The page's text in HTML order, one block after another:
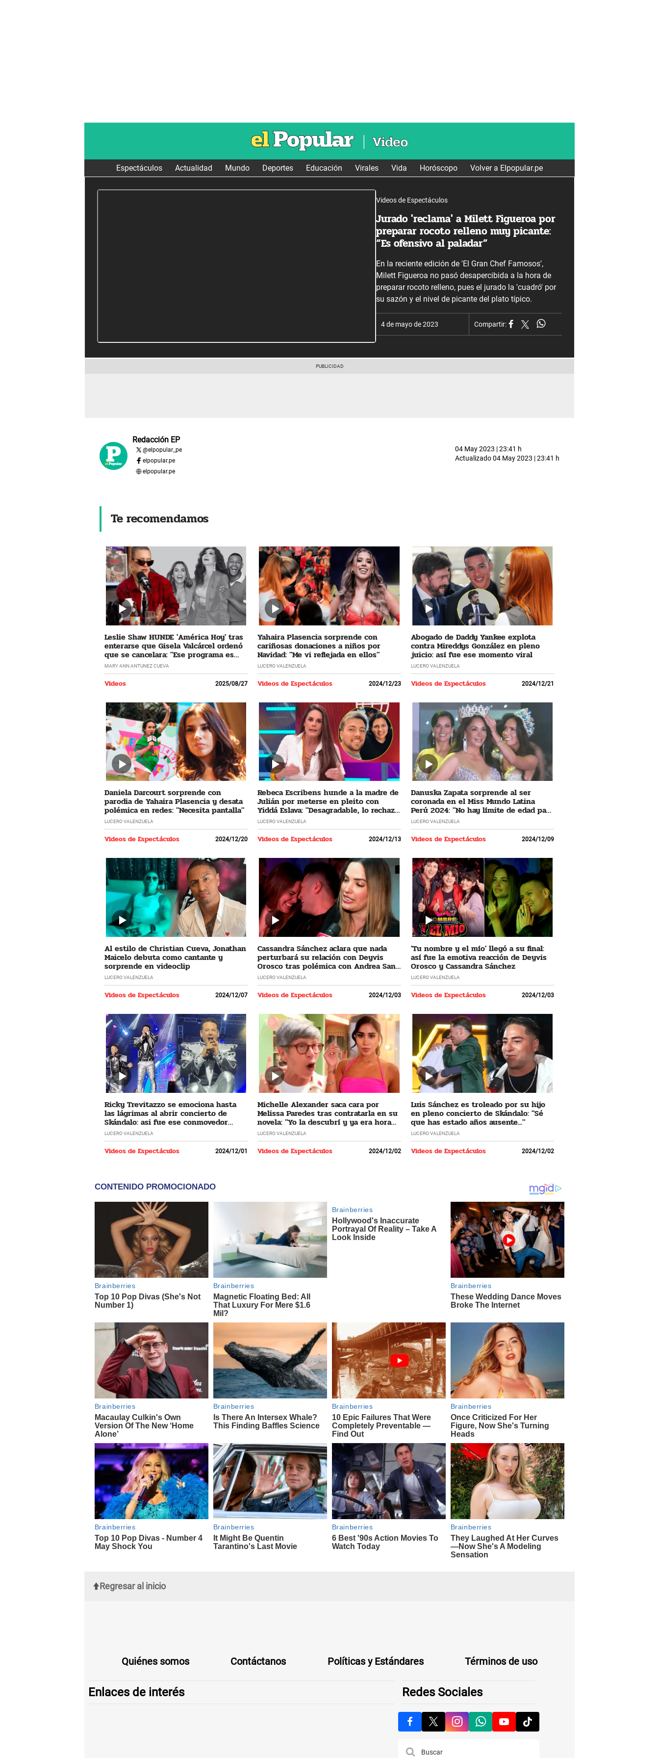
Espectáculos Actualidad Mundo Deportes Educación Virales Vida Horóscopo Volver a Elpopular.pe
Videos de Espectáculos
Jurado 'reclama' a Milett Figueroa por
preparar rocoto relleno muy picante:
“Es ofensivo al paladar”
En la reciente edición de 'El Gran Chef Famosos',
Milett Figueroa no pasó desapercibida a la hora de
preparar rocoto relleno, pues el jurado la 'cuadró' por
su sazón y el nivel de picante del plato típico.
4 de mayo de 2023 Compartir:
Redacción EP
@elpopular_pe
elpopular.pe
elpopular.pe
04 May 2023 | 23:41 h
Actualizado04 May 2023 | 23:41 h
Te recomendamos
Leslie Shaw HUNDE 'América Hoy' tras
enterarse que Gisela Valcárcel ordenó
que se cancelara: "Ese programa es
horrible"
MARY ANN ANTUNEZ CUEVA
Videos 2025/08/27
Yahaira Plasencia sorprende con
cariñosas donaciones a niños por
Navidad: "Me vi reflejada en ellos"
LUCERO VALENZUELA
Videos de Espectáculos 2024/12/23
Abogado de Daddy Yankee explota
contra Mireddys González en pleno
juicio: así fue ese momento viral
LUCERO VALENZUELA
Videos de Espectáculos 2024/12/21
Daniela Darcourt sorprende con
parodia de Yahaira Plasencia y desata
polémica en redes: "Necesita pantalla"
LUCERO VALENZUELA
Videos de Espectáculos 2024/12/20
Rebeca Escribens hunde a la madre de
Julián por meterse en pleito con
Yiddá Eslava: "Desagradable, lo rechazo
profundamente"
LUCERO VALENZUELA
Videos de Espectáculos 2024/12/13
Danuska Zapata sorprende al ser
coronada en el Miss Mundo Latina
Perú 2024: "No hay límite de edad para
cumplir los sueños"
LUCERO VALENZUELA
Videos de Espectáculos 2024/12/09
Al estilo de Christian Cueva, Jonathan
Maicelo debuta como cantante y
sorprende en videoclip
LUCERO VALENZUELA
Videos de Espectáculos 2024/12/07
Cassandra Sánchez aclara que nada
perturbará su relación con Deyvis
Orosco tras polémica con Andrea San
Martín
LUCERO VALENZUELA
Videos de Espectáculos 2024/12/03
'Tu nombre y el mío' llegó a su final:
así fue la emotiva reacción de Deyvis
Orosco y Cassandra Sánchez
LUCERO VALENZUELA
Videos de Espectáculos 2024/12/03
Ricky Trevitazzo se emociona hasta
las lágrimas al abrir concierto de
Skándalo: asi fue ese conmovedor
momento
LUCERO VALENZUELA
Videos de Espectáculos 2024/12/01
Michelle Alexander saca cara por
Melissa Paredes tras contratarla en su
novela: "Yo la descubrí y ya era hora
que regrese"
LUCERO VALENZUELA
Videos de Espectáculos 2024/12/02
Luis Sánchez es troleado por su hijo
en pleno concierto de Skándalo: "Sé
que has estado años ausente..."
LUCERO VALENZUELA
Videos de Espectáculos 2024/12/02
Regresar al inicio
Quiénes somos Contáctanos Políticas y Estándares Términos de uso
Enlaces de interés Redes Sociales